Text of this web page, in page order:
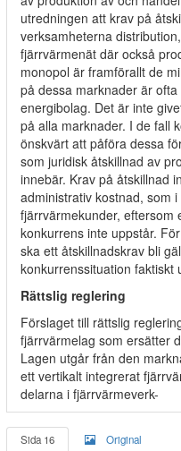
utredningen att krav på
verksamheterna
fjärrvärmenät där också
monopol är framförallt de
på dessa marknader är
energibolag. Det är inte
på alla marknader. I de fall
önskvärt att påföra dessa
som juridisk åtskillnad av
innebär. Krav på åtskillnad
administrativ kostnad, som
fjärrvärmekunder, eftersom
konkurrens inte uppstår.
ska ett åtskillnadskrav bli
konkurrenssituation faktiskt
Rättslig reglering
Förslaget till rättslig
fjärrvärmelag som ersätter
Lagen utgår från den
ett vertikalt integrerat
delarna i fjärrvärmeverk-
Sida 16 Original